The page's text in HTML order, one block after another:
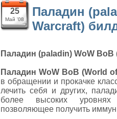
25
Май '08
Паладин
Warcraft)
Паладин (paladin) WoW ВоВ
Паладин WoW ВоВ (World
в обращении и прокачке
лечить себя и других,
более высоких уровнях
позволяющее получить